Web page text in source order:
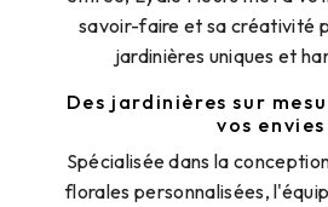
savoir-faire et sa créativité
jardinières uniques et
Des jardinières sur
vos envies
Spécialisée dans la
florales personnalisées,